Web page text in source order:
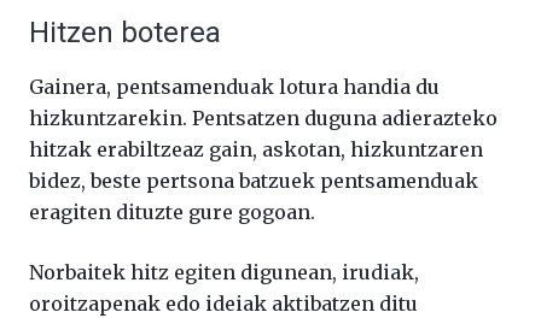
Hitzen boterea
Gainera, pentsamenduak lotura handia du
hizkuntzarekin. Pentsatzen duguna adierazteko
hitzak erabiltzeaz gain, askotan, hizkuntzaren
bidez, beste pertsona batzuek pentsamenduak
eragiten dituzte gure gogoan.
Norbaitek hitz egiten digunean, irudiak,
oroitzapenak edo ideiak aktibatzen ditu